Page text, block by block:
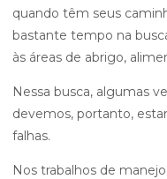
quando têm seus
bastante tempo na
às áreas de abrigo,
Nessa busca, algumas
devemos, portanto,
falhas.
Nos trabalhos de